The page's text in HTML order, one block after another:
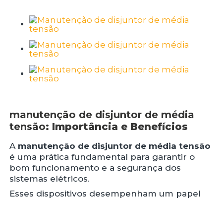
manutenção de disjuntor de média
tensão: Importância e Benefícios
A manutenção de disjuntor de média tensão
é uma prática fundamental para garantir o
bom funcionamento e a segurança dos
sistemas elétricos.
Esses dispositivos desempenham um papel